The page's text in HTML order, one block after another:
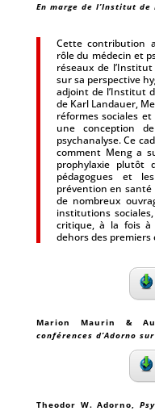
En marge de l’Institut
Cette contribution
rôle du médecin et
réseaux de
sur sa perspective
adjoint de l’Institut
de Karl Landauer,
réformes sociales
une conception
psychanalyse. Ce
comment Meng a
prophylaxie plutôt
pédagogues et
prévention en santé
de nombreux
institutions
critique, à la fois à
dehors des premiers
Marion Maurin &
conférences d’Adorno
Theodor W. Adorno,